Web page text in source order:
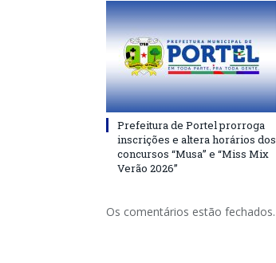
Prefeitura de Portel prorroga
inscrições e altera horários dos
concursos “Musa” e “Miss Mix
Verão 2026”
Os comentários estão fechados.